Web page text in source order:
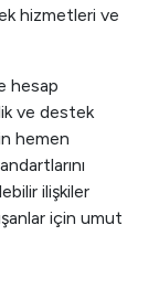
hizmetleri ve
hesap
ve destek
hemen
ilişkiler
için umut